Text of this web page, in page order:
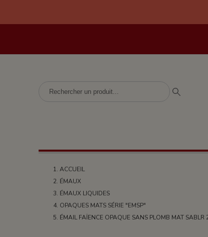
ACCUEIL
ÉMAUX
ÉMAUX LIQUIDES
OPAQUES MATS SÉRIE "EMSP"
ÉMAIL FAÏENCE OPAQUE SANS PLOMB MAT SABLR